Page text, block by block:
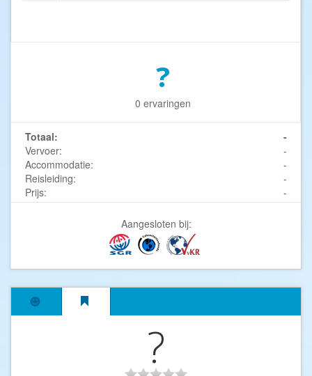
?
0 ervaringen
Totaal:
-
Vervoer:
-
Accommodatie:
-
Reisleiding:
-
Prijs:
-
Aangesloten bij:
?